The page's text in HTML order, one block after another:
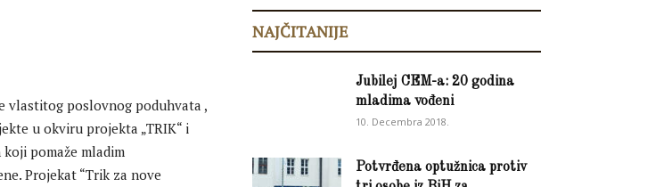
vlastitog poslovnog poduhvata ,
u okviru projekta „TRIK“ i
pomaže mladim
Projekat “Trik za nove
NAJČITANIJE
Jubilej CEM-a: 20 godina
mladima vođeni
10. Decembra 2018.
Potvrđena optužnica protiv